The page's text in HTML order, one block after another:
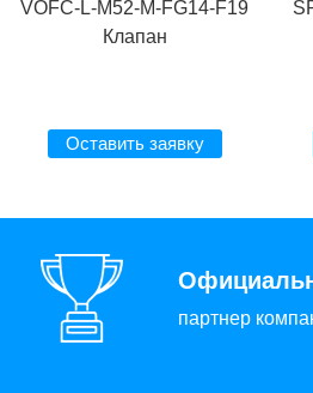
VOFC-L-M52-M-FG14-F19
Клапан
Оставить заявку
партнер